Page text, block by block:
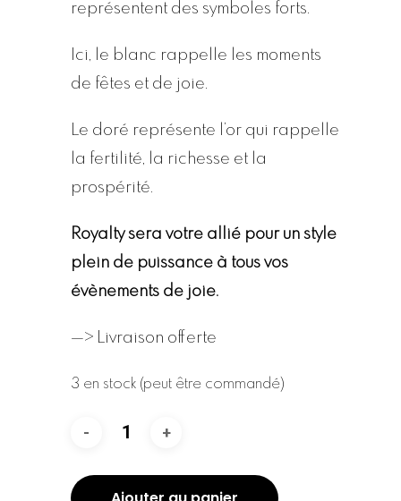
représentent des symboles forts.
Ici, le blanc rappelle les moments
de fêtes et de joie.
Le doré représente l’or qui rappelle
la fertilité, la richesse et la
prospérité.
Royalty sera votre allié pour un style
plein de puissance à tous vos
évènements de joie.
—> Livraison offerte
3 en stock (peut être commandé)